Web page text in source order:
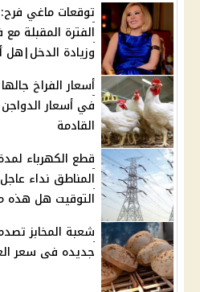
الفترة المقبلة
وزيادة الدخل|هل
أسعار الفراخ
في أسعار
القادمة
المناطق نداء
التوقيت هل هذه
شعبة المخابز
جديده فى سعر